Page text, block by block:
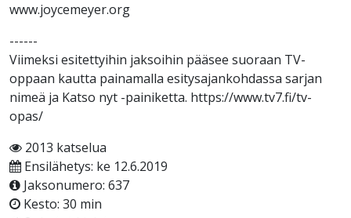
www.joycemeyer.org
------
Viimeksi esitettyihin jaksoihin pääsee suoraan TV-
oppaan kautta painamalla esitysajankohdassa sarjan
nimeä ja Katso nyt -painiketta. https://www.tv7.fi/tv-
opas/​
2013 katselua
Ensilähetys: ke 12.6.2019
Jaksonumero: 637
Kesto: 30 min